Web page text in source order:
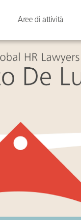
Aree di attività